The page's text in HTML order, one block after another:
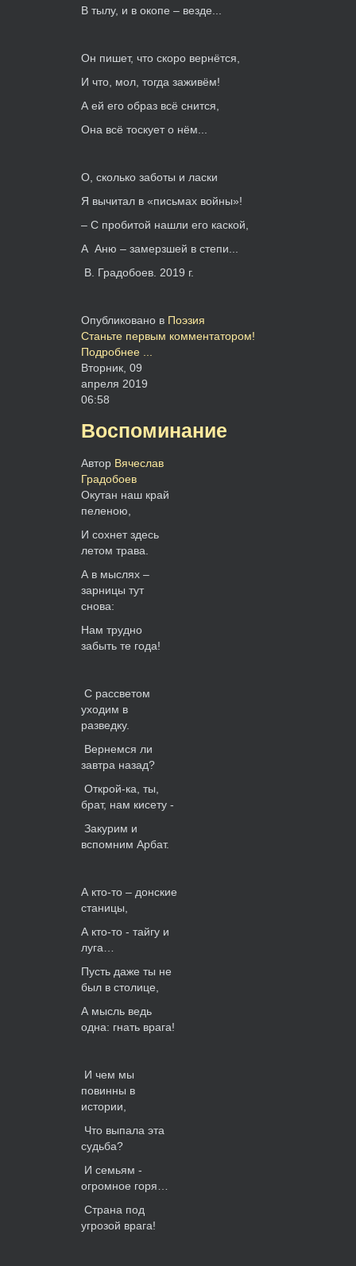
В тылу, и в окопе – везде...
Он пишет, что скоро вернётся,
И что, мол, тогда заживём!
А ей его образ всё снится,
Она всё тоскует о нём...
О, сколько заботы и ласки
Я вычитал в «письмах войны»!
– С пробитой нашли его каской,
А Аню – замерзшей в степи...
В. Градобоев. 2019 г.
Опубликовано в Поэзия
Станьте первым комментатором!
Подробнее ...
Вторник, 09
апреля 2019
06:58
Воспоминание
Автор Вячеслав
Градобоев
Окутан наш край
пеленою,
И сохнет здесь
летом трава.
А в мыслях –
зарницы тут
снова:
Нам трудно
забыть те года!
С рассветом
уходим в
разведку.
Вернемся ли
завтра назад?
Открой-ка, ты,
брат, нам кисету -
Закурим и
вспомним Арбат.
А кто-то – донские
станицы,
А кто-то - тайгу и
луга…
Пусть даже ты не
был в столице,
А мысль ведь
одна: гнать врага!
И чем мы
повинны в
истории,
Что выпала эта
судьба?
И семьям -
огромное горя…
Страна под
угрозой врага!